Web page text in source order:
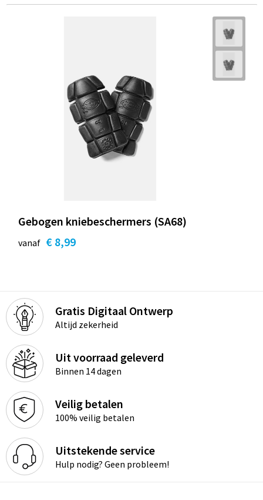
Gebogen kniebeschermers (SA68)
vanaf € 8,99
Gratis Digitaal Ontwerp
Altijd zekerheid
Uit voorraad geleverd
Binnen 14 dagen
Veilig betalen
100% veilig betalen
Uitstekende service
Hulp nodig? Geen probleem!